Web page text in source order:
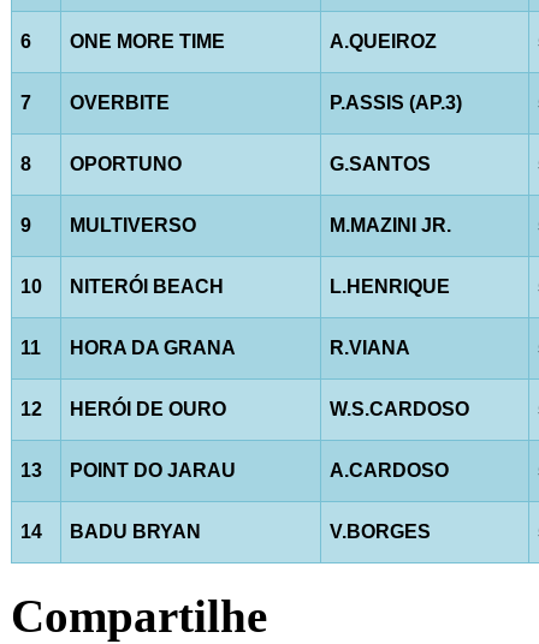
6 ONE MORE TIME A.QUEIROZ
7 OVERBITE P.ASSIS (AP.3)
8 OPORTUNO G.SANTOS
9 MULTIVERSO M.MAZINI JR.
10 NITERÓI BEACH L.HENRIQUE
11 HORA DA GRANA R.VIANA
12 HERÓI DE OURO W.S.CARDOSO
13 POINT DO JARAU A.CARDOSO
14 BADU BRYAN V.BORGES
Compartilhe